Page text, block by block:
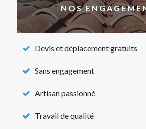
NOS
Devis et déplacement gratuits
Sans engagement
Artisan passionné
Travail de qualité